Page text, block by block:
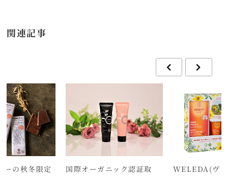
関連記事
ーの秋冬限定
国際オーガニック認証取
WELEDA(ヴ